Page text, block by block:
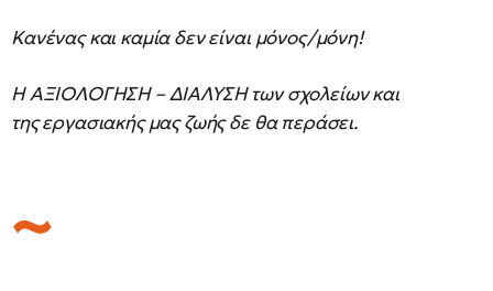
Κανένας και καμία δεν είναι μόνος/μόνη!
Η ΑΞΙΟΛΟΓΗΣΗ – ΔΙΑΛΥΣΗ των σχολείων και
της εργασιακής μας ζωής δε θα περάσει.